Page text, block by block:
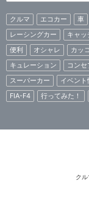
クルマ エコカー 車
レーシングカー
キャッ
便利
オシャレ カッ
キュレーション
コン
スーパーカー
イベント
FIA-F4
行ってみた！
ク